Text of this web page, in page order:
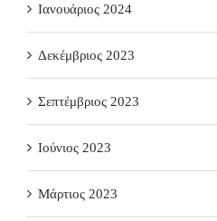
Ιανουάριος 2024
Δεκέμβριος 2023
Σεπτέμβριος 2023
Ιούνιος 2023
Μάρτιος 2023